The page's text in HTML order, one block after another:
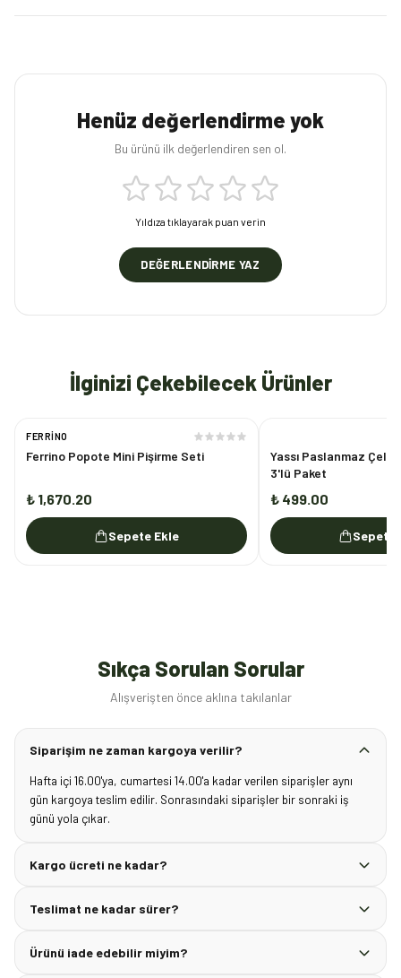
Henüz değerlendirme yok
Bu ürünü ilk değerlendiren sen ol.
Yıldıza tıklayarak puan verin
DEĞERLENDIRME YAZ
İlginizi Çekebilecek Ürünler
FERRINO
Ferrino Popote Mini Pişirme Seti
₺ 1,670.20
Sepete Ekle
Yassı Paslanmaz Çelik
3'lü Paket
₺ 499.00
Sepete
Sıkça Sorulan Sorular
Alışverişten önce aklına takılanlar
Siparişim ne zaman kargoya verilir?
Hafta içi 16.00'ya, cumartesi 14.00'a kadar verilen siparişler aynı
gün kargoya teslim edilir. Sonrasındaki siparişler bir sonraki iş
günü yola çıkar.
Kargo ücreti ne kadar?
Teslimat ne kadar sürer?
Ürünü iade edebilir miyim?